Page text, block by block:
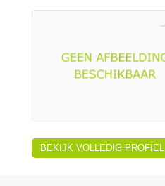
BEKIJK VOLLEDIG PROFIEL